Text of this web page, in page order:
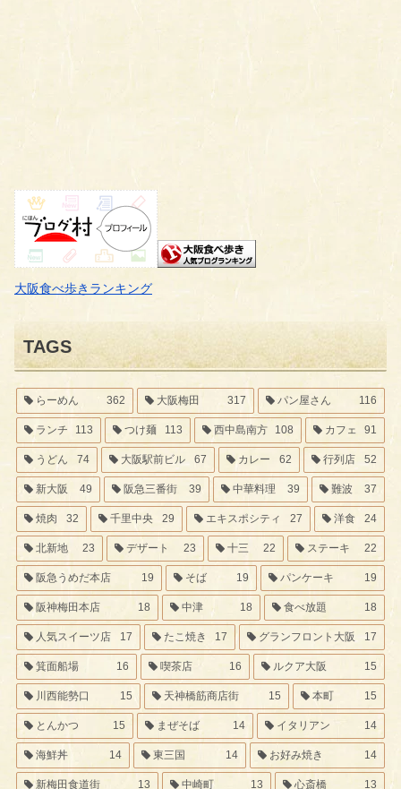
大阪食べ歩きランキング
TAGS
らーめん 362 大阪梅田 317 パン屋さん 116
ランチ 113 つけ麺 113 西中島南方 108 カフェ 91
うどん 74 大阪駅前ビル 67 カレー 62 行列店 52
新大阪 49 阪急三番街 39 中華料理 39 難波 37
焼肉 32 千里中央 29 エキスポシティ 27 洋食 24
北新地 23 デザート 23 十三 22 ステーキ 22
阪急うめだ本店 19 そば 19 パンケーキ 19
阪神梅田本店 18 中津 18 食べ放題 18
人気スイーツ店 17 たこ焼き 17 グランフロント大阪 17
箕面船場 16 喫茶店 16 ルクア大阪 15
川西能勢口 15 天神橋筋商店街 15 本町 15
とんかつ 15 まぜそば 14 イタリアン 14
海鮮丼 14 東三国 14 お好み焼き 14
新梅田食道街 13 中崎町 13 心斎橋 13